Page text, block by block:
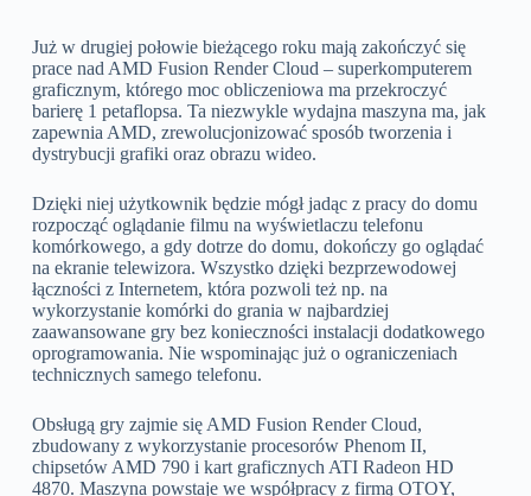
Już w drugiej połowie bieżącego roku mają zakończyć się
prace nad AMD Fusion Render Cloud – superkomputerem
graficznym, którego moc obliczeniowa ma przekroczyć
barierę 1 petaflopsa. Ta niezwykle wydajna maszyna ma, jak
zapewnia AMD, zrewolucjonizować sposób tworzenia i
dystrybucji grafiki oraz obrazu wideo.
Dzięki niej użytkownik będzie mógł jadąc z pracy do domu
rozpocząć oglądanie filmu na wyświetlaczu telefonu
komórkowego, a gdy dotrze do domu, dokończy go oglądać
na ekranie telewizora. Wszystko dzięki bezprzewodowej
łączności z Internetem, która pozwoli też np. na
wykorzystanie komórki do grania w najbardziej
zaawansowane gry bez konieczności instalacji dodatkowego
oprogramowania. Nie wspominając już o ograniczeniach
technicznych samego telefonu.
Obsługą gry zajmie się AMD Fusion Render Cloud,
zbudowany z wykorzystanie procesorów Phenom II,
chipsetów AMD 790 i kart graficznych ATI Radeon HD
4870. Maszyna powstaje we współpracy z firmą OTOY,